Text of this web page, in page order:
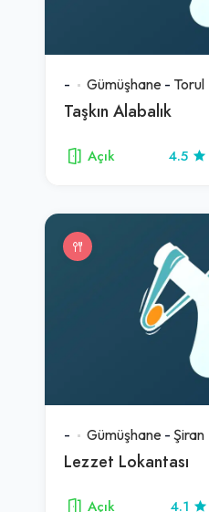
- Gümüşhane - Torul
Taşkın Alabalık
Açık 4.5
- Gümüşhane - Şiran
Lezzet Lokantası
Açık 4.1